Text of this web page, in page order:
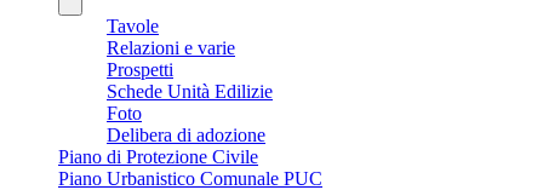
Tavole
Relazioni e varie
Prospetti
Schede Unità Edilizie
Foto
Delibera di adozione
Piano di Protezione Civile
Piano Urbanistico Comunale PUC